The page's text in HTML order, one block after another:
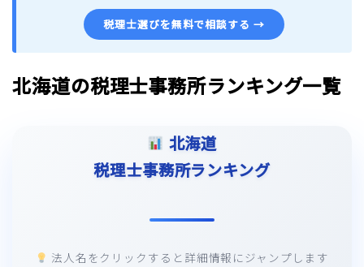
税理士選びを無料で相談する →
北海道の税理士事務所ランキング一覧
北海道
税理士事務所ランキング
法人名をクリックすると詳細情報にジャンプします